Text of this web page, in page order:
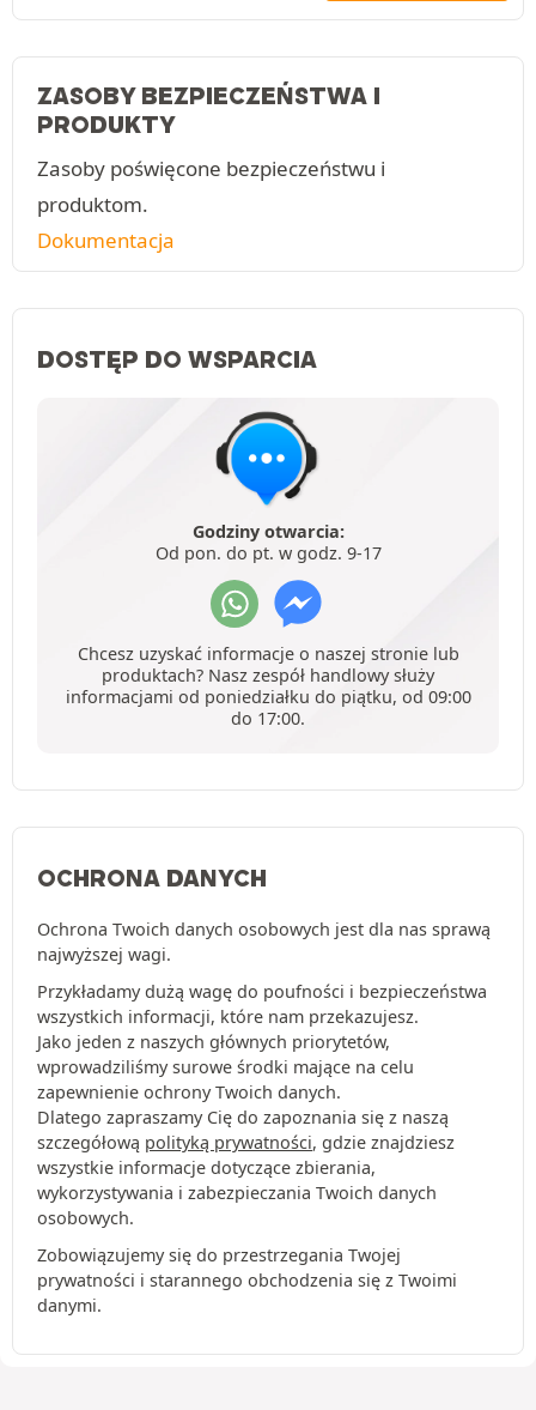
ZASOBY BEZPIECZEŃSTWA I
PRODUKTY
Zasoby poświęcone bezpieczeństwu i
produktom.
Dokumentacja
DOSTĘP DO WSPARCIA
Godziny otwarcia:
Od pon. do pt. w godz. 9-17
Chcesz uzyskać informacje o naszej stronie lub
produktach? Nasz zespół handlowy służy
informacjami od poniedziałku do piątku, od 09:00
do 17:00.
OCHRONA DANYCH
Ochrona Twoich danych osobowych jest dla nas sprawą
najwyższej wagi.
Przykładamy dużą wagę do poufności i bezpieczeństwa
wszystkich informacji, które nam przekazujesz.
Jako jeden z naszych głównych priorytetów,
wprowadziliśmy surowe środki mające na celu
zapewnienie ochrony Twoich danych.
Dlatego zapraszamy Cię do zapoznania się z naszą
szczegółową polityką prywatności, gdzie znajdziesz
wszystkie informacje dotyczące zbierania,
wykorzystywania i zabezpieczania Twoich danych
osobowych.
Zobowiązujemy się do przestrzegania Twojej
prywatności i starannego obchodzenia się z Twoimi
danymi.